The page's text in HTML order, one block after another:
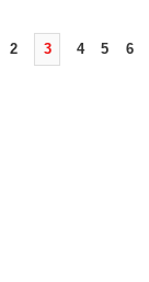
2 3 4 5 6